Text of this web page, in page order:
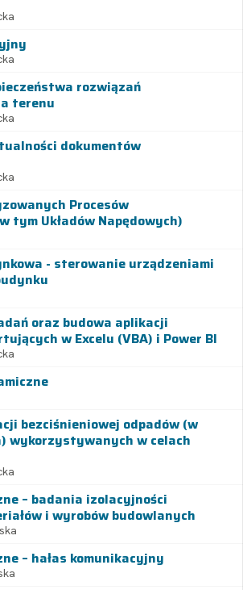
rozwiązań
terenu
dokumentów
Procesów
tym Układów Napędowych)
- sterowanie urządzeniami
oraz budowa aplikacji
w Excelu (VBA) i Power BI
bezciśnieniowej odpadów (w
wykorzystywanych w celach
– badania izolacyjności
i wyrobów budowlanych
– hałas komunikacyjny